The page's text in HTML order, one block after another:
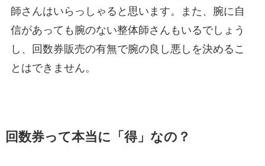
師さんはいらっしゃると思います。また、腕に自
信があっても腕のない整体師さんもいるでしょう
し、回数券販売の有無で腕の良し悪しを決めるこ
とはできません。
回数券って本当に「得」なの？